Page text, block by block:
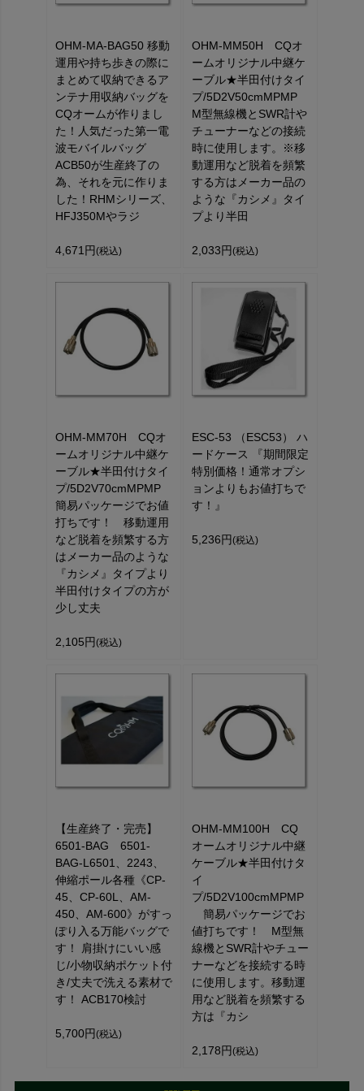
OHM-MA-BAG50 移動
運用や持ち歩きの際に
まとめて収納できるア
ンテナ用収納バッグを
CQオームが作りまし
た！人気だった第一電
波モバイルバッグ
ACB50が生産終了の
為、それを元に作りま
した！RHMシリーズ、
HFJ350Mやラジ
4,671円(税込)
OHM-MM50H CQオ
ームオリジナル中継ケ
ーブル★半田付けタイ
プ/5D2V50cmMPMP
M型無線機とSWR計や
チューナーなどの接続
時に使用します。※移
動運用など脱着を頻繁
する方はメーカー品の
ような『カシメ』タイ
プより半田
2,033円(税込)
OHM-MM70H CQオ
ームオリジナル中継ケ
ーブル★半田付けタイ
プ/5D2V70cmMPMP
簡易パッケージでお値
打ちです！ 移動運用
など脱着を頻繁する方
はメーカー品のような
『カシメ』タイプより
半田付けタイプの方が
少し丈夫
2,105円(税込)
ESC-53 （ESC53） ハ
ードケース 『期間限定
特別価格！通常オプシ
ョンよりもお値打ちで
す！』
5,236円(税込)
【生産終了・完売】
6501-BAG 6501-
BAG-L6501、2243、
伸縮ポール各種《CP-
45、CP-60L、AM-
450、AM-600》がすっ
ぽり入る万能バッグで
す！ 肩掛けにいい感
じ/小物収納ポケット付
き/丈夫で洗える素材で
す！ ACB170検討
5,700円(税込)
OHM-MM100H CQ
オームオリジナル中継
ケーブル★半田付けタ
イ
プ/5D2V100cmMPMP
簡易パッケージでお
値打ちです！ M型無
線機とSWR計やチュー
ナーなどを接続する時
に使用します。移動運
用など脱着を頻繁する
方は『カシ
2,178円(税込)